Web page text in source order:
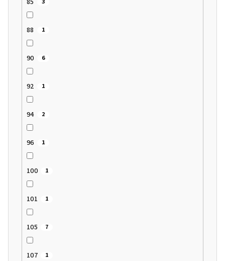
88 1
90 6
92 1
94 2
96 1
100 1
101 1
105 7
107 1